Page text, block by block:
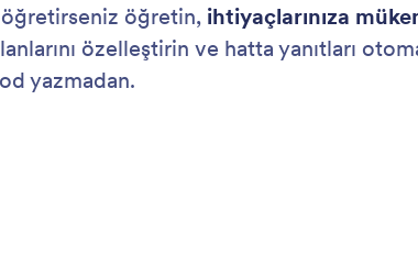
öğretin, ihtiyaçlarınıza
özelleştirin ve hatta yanıtları
yazmadan.